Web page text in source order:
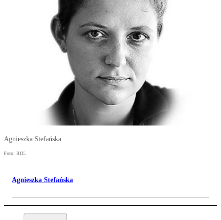
Agnieszka Stefańska
Foto: ROL
Agnieszka Stefańska